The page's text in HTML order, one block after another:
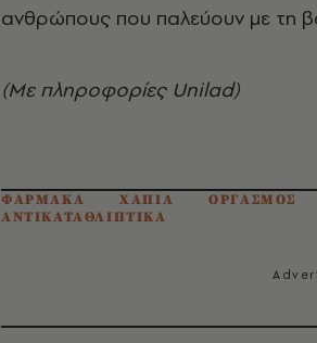
ανθρώπους που παλεύουν με τη
(Με πληροφορίες Unilad)
ΦΑΡΜΑΚΑ ΧΑΠΙΑ ΟΡΓΑΣΜΟΣ
ΑΝΤΙΚΑΤΑΘΛΙΠΤΙΚΑ